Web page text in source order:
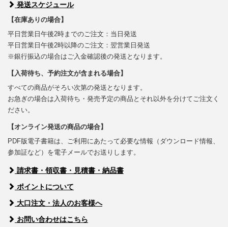
発送スケジュール
【在庫ありの場合】
平日営業日午後2時までのご注文：当日発送
平日営業日午後2時以降のご注文：翌営業日発送
※銀行振込の場合はご入金確認後の発送となります。
【入荷待ち、予約注文が含まれる場合】
すべての商品がそろい次第の発送となります。
お急ぎの場合は入荷待ち・発売予定の商品とそれ以外を分けてご注文く
ださい。
【オンライン発送の商品の場合】
PDF版電子書籍は、ご利用にあたって必要な情報（ダウンロード情報、
参加証など）を電子メールでお送りします。
請求書・領収書・見積書・納品書
ポイントについて
大口注文・法人のお客様へ
お問い合わせはこちら